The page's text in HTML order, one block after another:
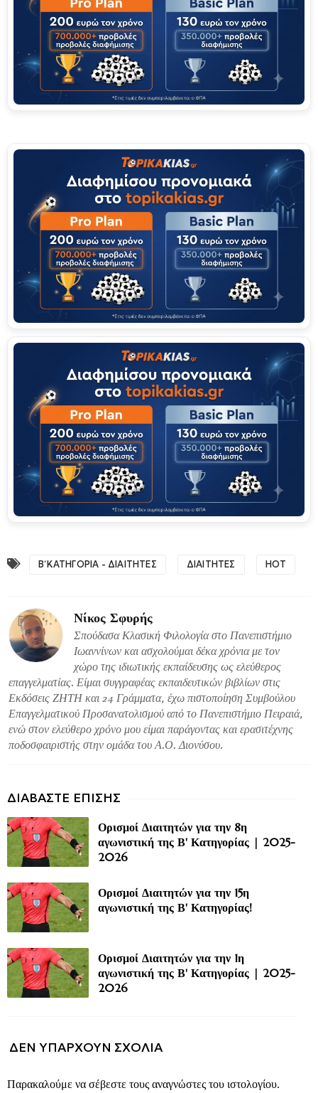
Β΄ ΚΑΤΗΓΟΡΙΑ - ΔΙΑΙΤΗΤΕΣ ΔΙΑΙΤΗΤΕΣ HOT
Νίκος Σφυρής
Σπούδασα Κλασική Φιλολογία στο Πανεπιστήμιο
Ιωαννίνων και ασχολούμαι δέκα χρόνια με τον
χώρο της ιδιωτικής εκπαίδευσης ως ελεύθερος
επαγγελματίας. Είμαι συγγραφέας εκπαιδευτικών βιβλίων στις
Εκδόσεις ΖΗΤΗ και 24 Γράμματα, έχω πιστοποίηση Συμβούλου
Επαγγελματικού Προσανατολισμού από το Πανεπιστήμιο Πειραιά,
ενώ στον ελεύθερο χρόνο μου είμαι παράγοντας και ερασιτέχνης
ποδοσφαιριστής στην ομάδα του Α.Ο. Διονύσου.
Ορισμοί Διαιτητών για την 8η
αγωνιστική της Β' Κατηγορίας | 2025-
2026
Ορισμοί Διαιτητών για την 15η
αγωνιστική της Β' Κατηγορίας!
Ορισμοί Διαιτητών για την 1η
αγωνιστική της Β' Κατηγορίας | 2025-
2026
ΔΕΝ ΥΠΆΡΧΟΥΝ ΣΧΌΛΙΑ
Παρακαλούμε να σέβεστε τους αναγνώστες του ιστολογίου.